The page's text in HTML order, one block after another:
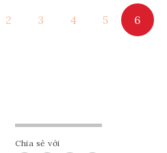
2 3 4 5 6
Chia sẻ với